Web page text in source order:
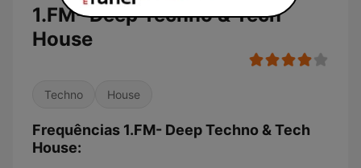
1.FM- Deep Techno & Tech
House
Techno House
Frequências 1.FM- Deep Techno & Tech
House: